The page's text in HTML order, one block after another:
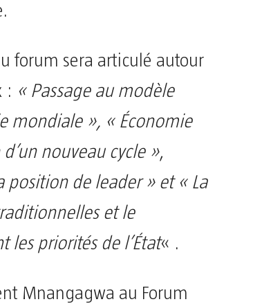
forum sera articulé autour
: « Passage au modèle
mondiale », « Économie
nouveau cycle »,
position de leader » et « La
et le
les priorités de l’État« .
Mnangagwa au Forum